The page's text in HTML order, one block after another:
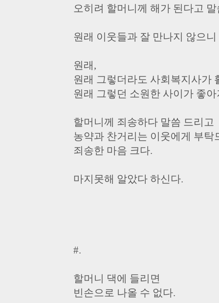
오히려 할머니께 해가 된다고
원래 이웃들과 잘 만나지 않으
원래,
원래 그렇더라도 사회복지사가
원래 그렇던 소원한 사이가 좋
할머니께 죄송하다 말씀 드리고
농약과 찬거리는 이웃에게 부탁
죄송한 마음 크다.
마지못해 알았다 하신다.
#.
할머니 댁에 들리면
빈손으로 나올 수 없다.